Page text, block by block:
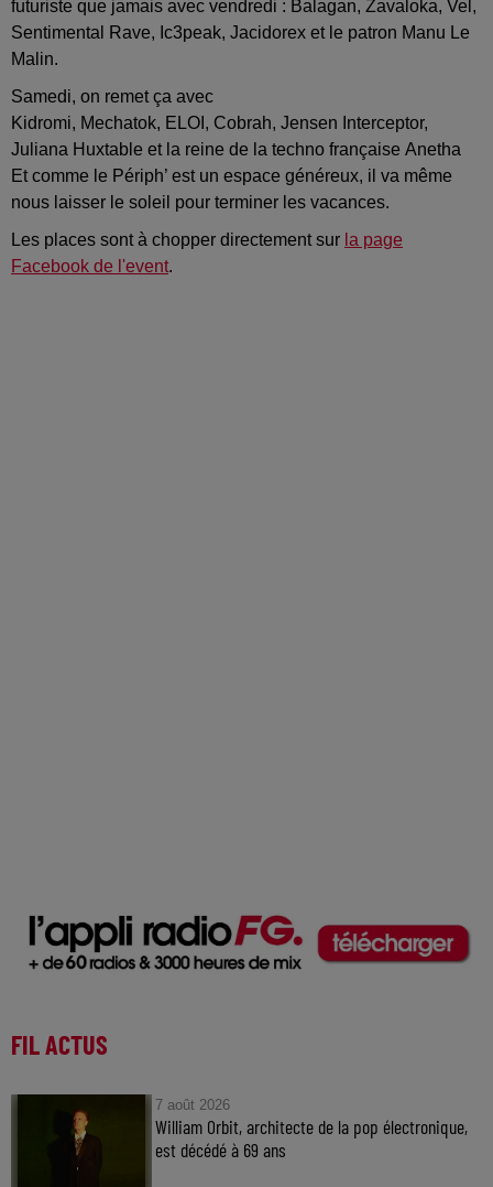
futuriste que jamais avec vendredi : Balagan, Zavaloka, Vel ,
Sentimental Rave, Ic3peak, Jacidorex et le patron Manu Le
Malin.
Samedi, on remet ça avec
Kidromi, Mechatok, ELOI , Cobrah, Jensen Interceptor,
Juliana Huxtable et la reine de la techno française Anetha
Et comme le Périph’ est un espace généreux, il va même
nous laisser le soleil pour terminer les vacances.
Les places sont à chopper directement sur la page
Facebook de l'event.
FIL ACTUS
7 août 2026
William Orbit, architecte de la pop électronique,
est décédé à 69 ans